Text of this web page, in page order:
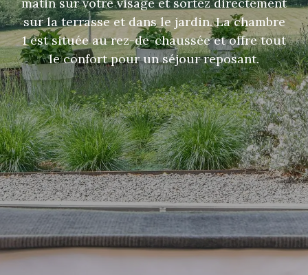
sur la terrasse et dans le jardin. La chambre
1 est située au rez-de-chaussée et offre tout
le confort pour un séjour reposant.